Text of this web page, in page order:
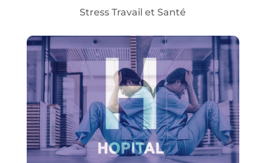
Stress Travail et Santé